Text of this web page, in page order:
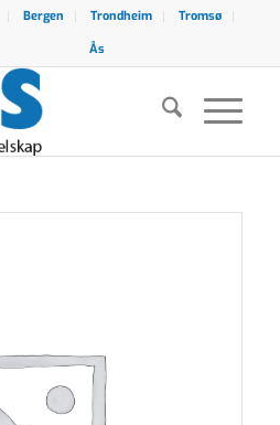
Bergen Trondheim
Tromsø
Ås